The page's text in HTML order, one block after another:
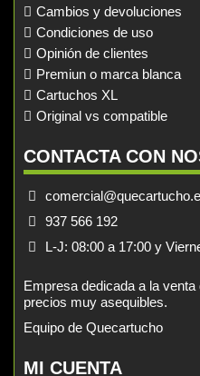
Cambios y devoluciones
Condiciones de uso
Opinión de clientes
Premiun o marca blanca
Cartuchos XL
Original vs compatible
CONTACTA CON
937 566 192
L-J: 08:00 a 17:00 y
Empresa dedicada a la
precios muy asequibles.
Equipo de Quecartucho
MI CUENTA